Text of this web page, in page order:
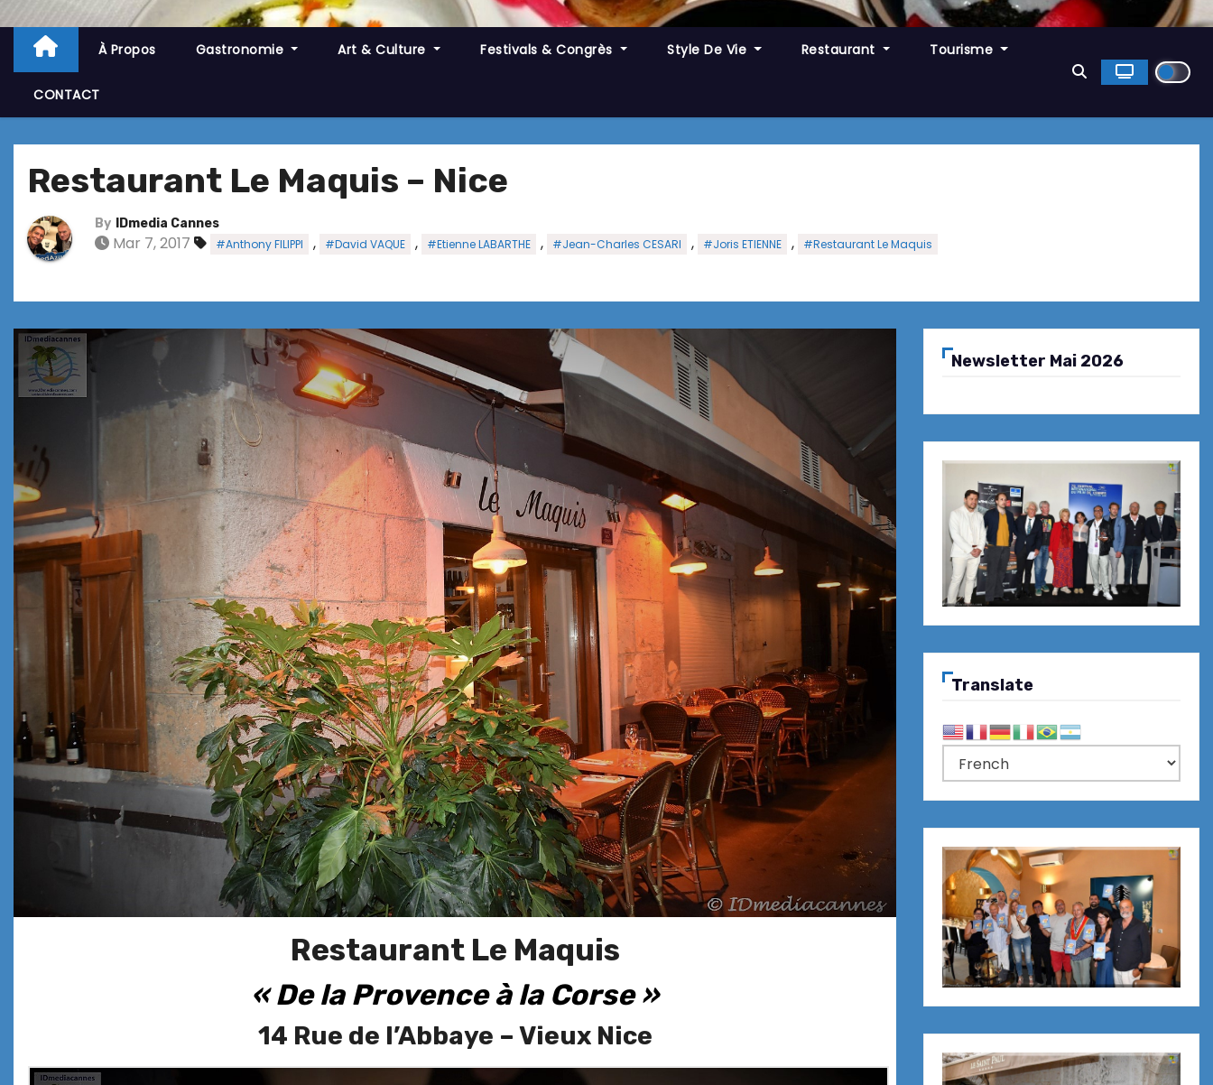
À Propos Gastronomie Art & Culture Festivals & Congrès Style De Vie Restaurant Tourisme
CONTACT
Restaurant Le Maquis – Nice
By IDmedia Cannes
Mar 7, 2017 #Anthony FILIPPI , #David VAQUE , #Etienne LABARTHE , #Jean-Charles CESARI , #Joris ETIENNE , #Restaurant Le Maquis
Restaurant Le Maquis
« De la Provence à la Corse »
14 Rue de l’Abbaye – Vieux Nice
Newsletter Mai 2026
Translate